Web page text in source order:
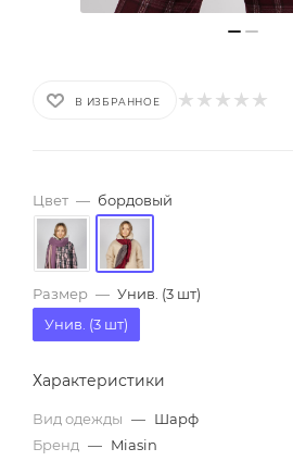
В ИЗБРАННОЕ
Цвет — бордовый
Размер — Унив. (3 шт)
Унив. (3 шт)
Характеристики
Вид одежды — Шарф
Бренд — Miasin